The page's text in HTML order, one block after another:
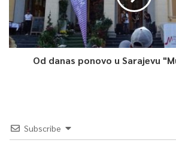
“2021. godina je godina da se provedu
Neophodno je provesti i ograničene
bi omogućilei provedbu svih relevantnih
Od danas ponovo u Sarajevu
Subscribe